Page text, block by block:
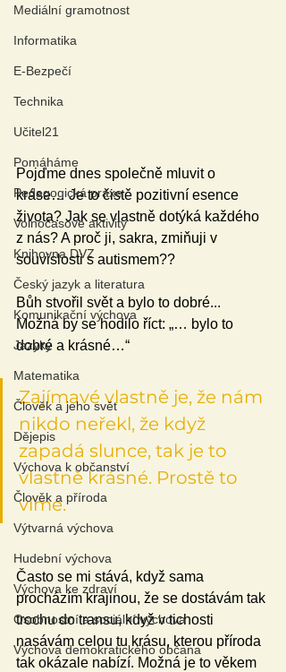
Mediální gramotnost
Informatika
E-Bezpečí
Technika
Učitel21
Pomáháme
Pedagogická praxe
Volnočasové aktivity
Knihovna DVZ
Český jazyk a literatura
Komunikační výchova
Jazyky
Matematika
Člověk a jeho svět
Dějepis
Výchova k občanství
Člověk a příroda
Výtvarná výchova
Hudební výchova
Výchova ke zdraví
Osobnostní a sociální výchova
Výchova demokratického občana
Pojďme dnes společně mluvit o
kráse… Je to čistě pozitivní esence
života? Jak se vlastně dotýká každého
z nás? A proč ji, sakra, zmiňuji v
souvislosti s autismem??
Bůh stvořil svět a bylo to dobré...
Možná by se hodilo říct: „… bylo to
dobré a krásné…“
Zajímavé vlastně je, že nám
nikdo neřekl, že když
zapadá slunce, tak je to
vlastně krásné. Prostě to
víme.
Často se mi stává, když sama
procházím krajinou, že se dostávám tak
trochu do transu, když v tichosti
nasávám celou tu krásu, kterou příroda
tak okázale nabízí. Možná je to věkem